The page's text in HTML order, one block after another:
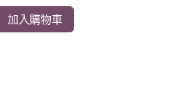
加入購物車